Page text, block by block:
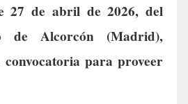
27 de abril de 2026, del
de Alcorcón (Madrid),
para proveer